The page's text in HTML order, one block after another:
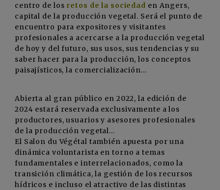
centro de los retos de la sociedad en Angers,
capital de la producción vegetal. Será el punto de
encuentro para expositores y visitantes
profesionales a acercarse a la producción vegetal
de hoy y del futuro, sus usos, sus tendencias y su
saber hacer para la producción, los conceptos
paisajísticos, la comercialización...
Abierta al gran público en 2022, la edición de
2024 estará reservada exclusivamente a los
productores, usuarios y asesores profesionales
de la producción vegetal...
El Salon du Végétal también apuesta por una
dinámica voluntarista en torno a temas
fundamentales e interrelacionados, como la
transición climática, la gestión de los recursos
hídricos e incluso el atractivo de las distintas